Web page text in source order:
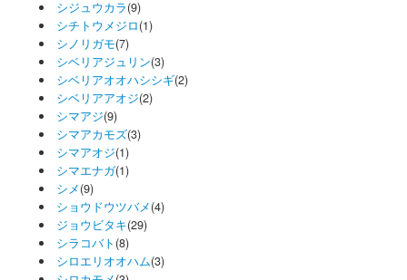
シジュウカラ(9)
シチトウメジロ(1)
シノリガモ(7)
シベリアジュリン(3)
シベリアオオハシシギ(2)
シベリアアオジ(2)
シマアジ(9)
シマアカモズ(3)
シマアオジ(1)
シマエナガ(1)
シメ(9)
ショウドウツバメ(4)
ジョウビタキ(29)
シラコバト (8)
シロエリオオハム(3)